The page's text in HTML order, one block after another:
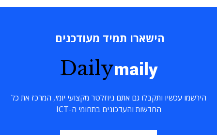
הישארו תמיד מעודכנים
Dailymaily
הירשמו עכשיו ותקבלו גם אתם ניוזלטר מקצועי יומי, המרכז את כל
החדשות והעדכונים בתחומי ה-ICT